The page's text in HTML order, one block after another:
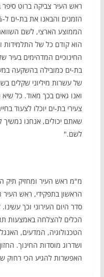
ראש העיר צביקה ברוט
הוא קודם כל של התלמידות
החינוכיים המדהימים
בת-ים כמובילה בהשקעה
של עשרות מיליוני שקלים
ואנו גאים בכך מאוד. כל
צעירי בת-ים יוכלו לצעוד
שאתם יכולים, אנחנו נמשיך
לשם."
מ"מ ראש העיר ומחזיק תיק
הראשון בתפקידי, ראש העיר
סדר היום העירוני וכך
הכלים להצלחה באמצעות
הטכנולוגיה, המדעים,
ושדרוג מוסדות החינוך.
האפשרות להגיע הכי רחוק